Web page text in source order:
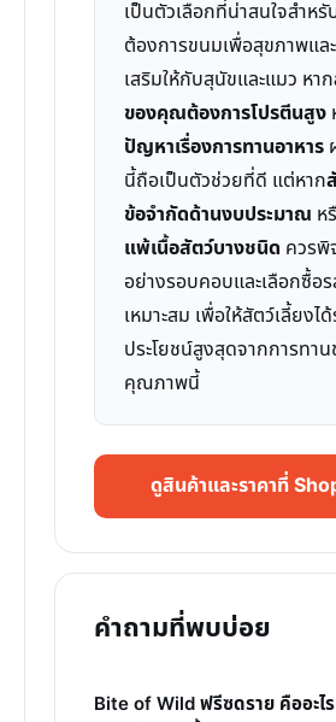
เป็นตัวเลือกที่น่าสนใจสำห
ต้องการขนมเพื่อสุขภาพแล
เสริมให้กับสุนัขและแมว หาก
ของคุณต้องการโปรตีนสูง
ปัญหาเรื่องการทานอาหาร
นี้ถือเป็นตัวช่วยที่ดี แต่หาก
ข้อจำกัดด้านงบประมาณ ห
แพ้เนื้อสัตว์บางชนิด ควรพิ
อย่างรอบคอบและเลือกซื้อ
เหมาะสม เพื่อให้สัตว์เลี้ยงไ
ประโยชน์สูงสุดจากการทา
คุณภาพนี้
ดูสินค้าและราคาที่
คำถามที่พบบ่อย
Bite of Wild ฟรีซดราย คืออะไร